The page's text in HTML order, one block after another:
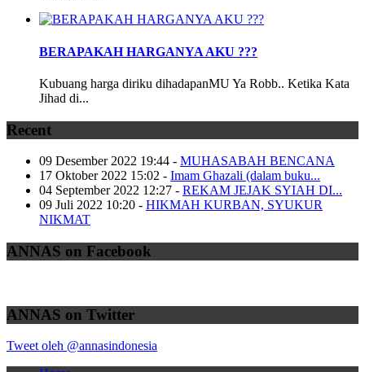
BERAPAKAH HARGANYA AKU ???
Kubuang harga diriku dihadapanMU Ya Robb.. Ketika Kata
Jihad di...
Recent
09 Desember 2022 19:44 - MUHASABAH BENCANA
17 Oktober 2022 15:02 - Imam Ghazali (dalam buku...
04 September 2022 12:27 - REKAM JEJAK SYIAH DI...
09 Juli 2022 10:20 - HIKMAH KURBAN, SYUKUR
NIKMAT
ANNAS on Facebook
ANNAS on Twitter
Tweet oleh @annasindonesia